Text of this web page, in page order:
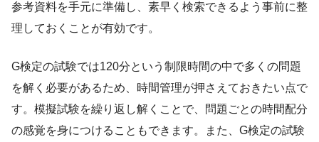
参考資料を手元に準備し、素早く検索できるよう事前に整
理しておくことが有効です。
G検定の試験では120分という制限時間の中で多くの問題
を解く必要があるため、時間管理が押さえておきたい点で
す。模擬試験を繰り返し解くことで、問題ごとの時間配分
の感覚を身につけることもできます。また、G検定の試験